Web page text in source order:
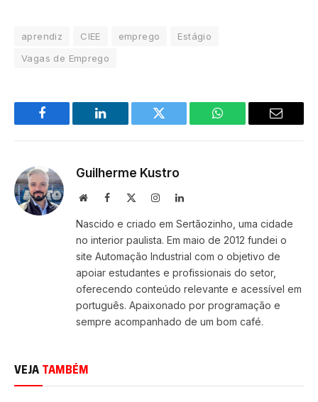
aprendiz CIEE emprego
Estágio
Vagas de Emprego
Facebook LinkedIn Twitter WhatsApp Email
Guilherme Kustro
Site Facebook InstagramLinkedIn
Nascido e criado em Sertãozinho, uma cidade
no interior paulista. Em maio de 2012 fundei o
site Automação Industrial com o objetivo de
apoiar estudantes e profissionais do setor,
oferecendo conteúdo relevante e acessível em
português. Apaixonado por programação e
sempre acompanhado de um bom café.
VEJATAMBÉM